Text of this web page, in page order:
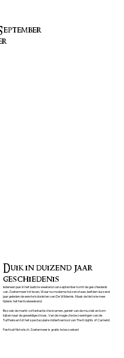
Duik in duizend jaar
geschiedenis
Iedereen jaar in het laatste weekend van september komt de geschiedenis
van Zoetermeer tot leven. Waar nu moderne huizen staan, leefden duizend
jaar geleden de eerste kolonisten van De Wildernis. Maak de historie mee
tijdens het festivalweekend.
Bezoek de markt vol fantastische kramen, geniet van de muziek en kom
kijken naar de geweldige shows. Van de magische bezweringen van de
Turfheksen tot het spectaculaire riddertoernooi van The Knights of Camelot.
Festival Historisch Zoetermeer is gratis te bezoeken!